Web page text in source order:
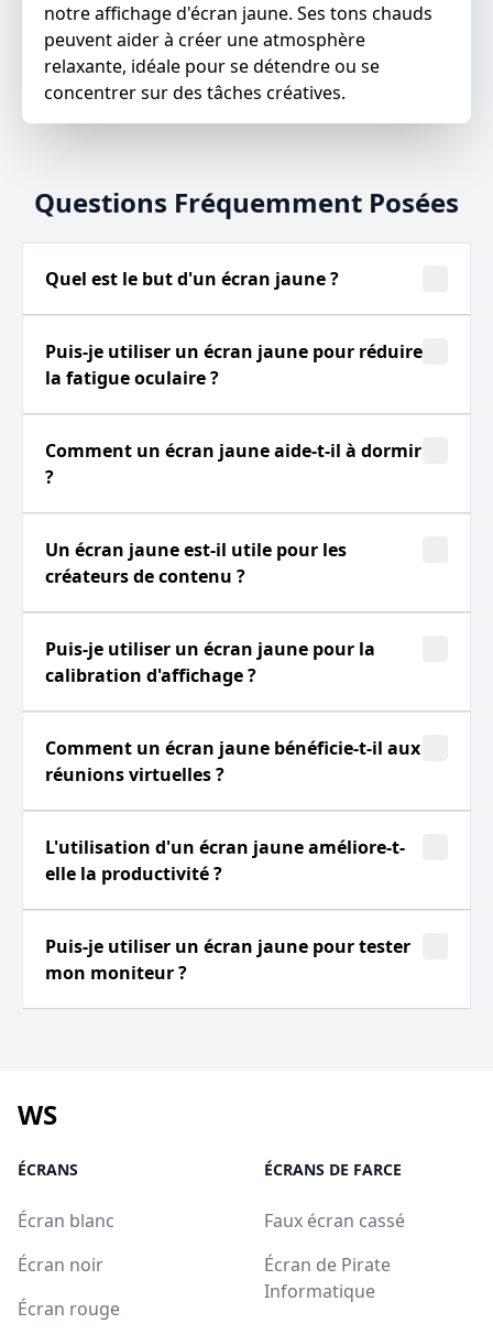
notre affichage d'écran jaune. Ses tons chauds
peuvent aider à créer une atmosphère
relaxante, idéale pour se détendre ou se
concentrer sur des tâches créatives.
Questions Fréquemment Posées
Quel est le but d'un écran jaune ?
Puis-je utiliser un écran jaune pour réduire
la fatigue oculaire ?
Comment un écran jaune aide-t-il à dormir
?
Un écran jaune est-il utile pour les
créateurs de contenu ?
Puis-je utiliser un écran jaune pour la
calibration d'affichage ?
Comment un écran jaune bénéficie-t-il aux
réunions virtuelles ?
L'utilisation d'un écran jaune améliore-t-
elle la productivité ?
Puis-je utiliser un écran jaune pour tester
mon moniteur ?
WS
ÉCRANS
Écran blanc
Écran noir
Écran rouge
ÉCRANS DE FARCE
Faux écran cassé
Écran de Pirate
Informatique